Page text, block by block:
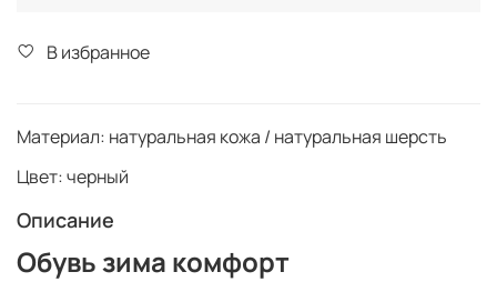
В избранное
Материал: натуральная кожа / натуральная шерсть
Цвет: черный
Описание
Обувь зима комфорт